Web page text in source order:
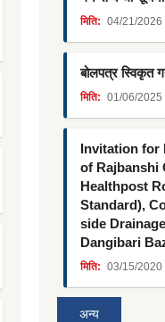
मिति: 04/21/2026
बोलपत्र स्विकृत
मिति: 01/06/2025
Invitation for
of Rajbanshi
Healthpost
Standard),
side
Dangibari
मिति: 03/15/2020
अन्य